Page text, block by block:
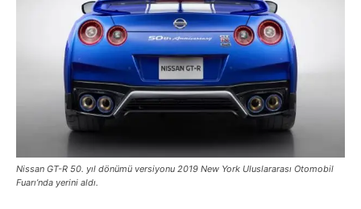
Nissan GT-R 50. yıl dönümü versiyonu 2019 New York Uluslararası Otomobil
Fuarı’nda yerini aldı.